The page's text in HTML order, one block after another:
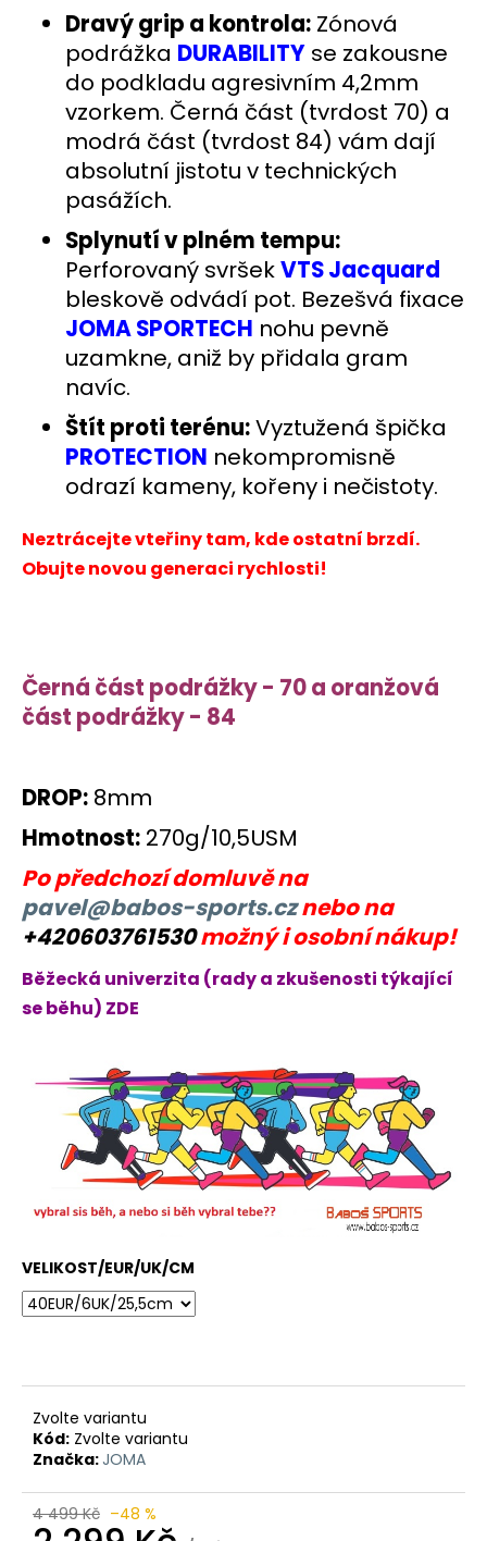
Dravý grip a kontrola: Zónová
podrážka DURABILITY se zakousne
do podkladu agresivním 4,2mm
vzorkem. Černá část (tvrdost 70) a
modrá část (tvrdost 84) vám dají
absolutní jistotu v technických
pasážích.
Splynutí v plném tempu:
Perforovaný svršekVTS Jacquard
bleskově odvádí pot. Bezešvá fixace
JOMA SPORTECH nohu pevně
uzamkne, aniž by přidala gram
navíc.
Štít proti terénu:Vyztužená špička
PROTECTION nekompromisně
odrazí kameny, kořeny i nečistoty.
Neztrácejte vteřiny tam, kde ostatní brzdí.
Obujte novou generaci rychlosti!
Černá část podrážky - 70 a oranžová
část podrážky - 84
DROP: 8mm
Hmotnost: 270g/10,5USM
Po předchozí domluvě na
pavel@babos-sports.cznebo na
+420603761530možný i osobní nákup!
Běžecká univerzita (rady a zkušenosti týkající
se běhu) ZDE
VELIKOST/EUR/UK/CM
Zvolte variantu
Kód: Zvolte variantu
Značka:JOMA
4 499 Kč –48 %